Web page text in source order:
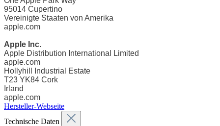
95014 Cupertino
Vereinigte Staaten von Amerika
apple.com
Apple Inc.
Apple Distribution International Limited
apple.com
Hollyhill Industrial Estate
T23 YK84 Cork
Irland
apple.com
Hersteller-Webseite
Technische Daten